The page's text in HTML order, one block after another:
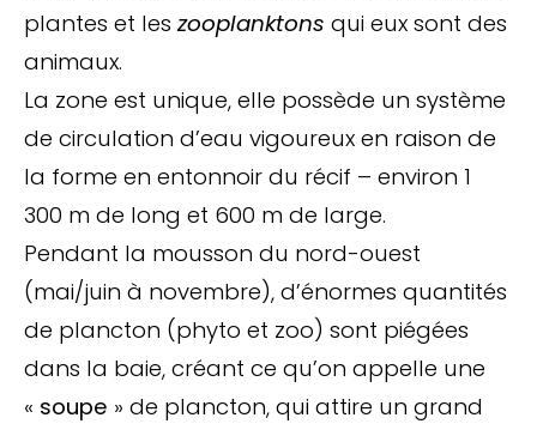
plantes et leszooplanktons qui eux sont des
animaux.
La zone est unique, elle possède un système
de circulation d’eau vigoureux en raison de
la forme en entonnoir du récif – environ 1
300 m de long et 600 m de large.
Pendant la mousson du nord-ouest
(mai/juin à novembre), d’énormes quantités
de plancton (phyto et zoo) sont piégées
dans la baie, créant ce qu’on appelle une
« soupe » de plancton, qui attire un grand